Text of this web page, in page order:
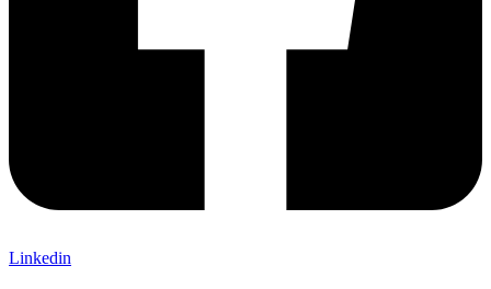
Linkedin